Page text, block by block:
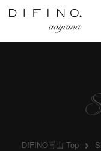
DIFINO青山 Top